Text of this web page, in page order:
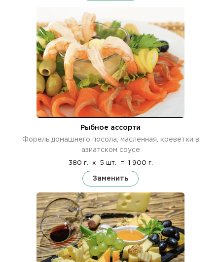
Рыбное ассорти
Форель домашнего посола, масленная, креветки в
азиатском соусе
380 г. x 5 шт. = 1 900 г.
Заменить